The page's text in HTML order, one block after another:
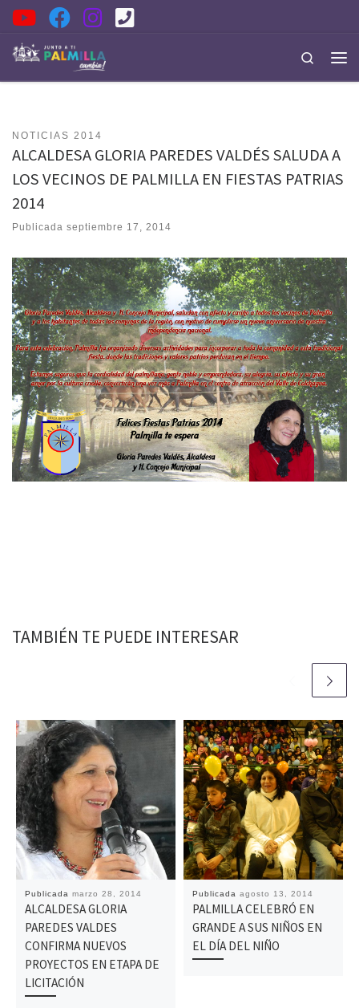
Saltar al contenido
Search
NOTICIAS 2014
ALCALDESA GLORIA PAREDES VALDÉS SALUDA A
LOS VECINOS DE PALMILLA EN FIESTAS PATRIAS
2014
Publicada septiembre 17, 2014
TAMBIÉN TE PUEDE INTERESAR
Publicadamarzo 28, 2014
ALCALDESA GLORIA
PAREDES VALDES
CONFIRMA NUEVOS
PROYECTOS EN ETAPA DE
LICITACIÓN
Publicadaagosto 13, 2014
PALMILLA CELEBRÓ EN
GRANDE A SUS NIÑOS EN
EL DÍA DEL NIÑO